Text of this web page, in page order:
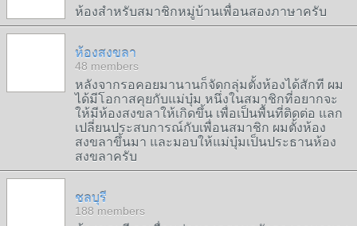
ห้องสำหรับสมาชิกหมู่บ้านเพื่อนสองภาษาครับ
ห้องสงขลา
48 members
หลังจากรอคอยมานานก็จัดกลุ่มตั้งห้องได้สักที ผม
ได้มีโอกาสคุยกับแม่บุ๋ม หนึ่งในสมาชิกที่อยากจะ
ให้มีห้องสงขลาให้เกิดขึ้น เพื่อเป็นพื้นที่ติดต่อ แลก
เปลี่ยนประสบการณ์กับเพื่อนสมาชิก ผมตั้งห้อง
สงขลาขึ้นมา และมอบให้แม่บุ๋มเป็นประธานห้อง
สงขลาครับ
ชลบุรี
188 members